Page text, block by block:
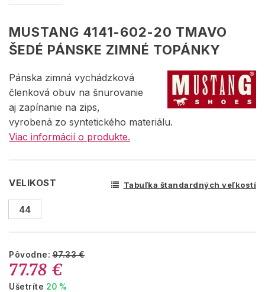
MUSTANG 4141-602-20 TMAVO
ŠEDÉ PÁNSKE ZIMNÉ TOPÁNKY
Pánska zimná vychádzková
členková obuv na šnurovanie
aj zapínanie na zips,
vyrobená zo syntetického materiálu.
Viac informácií o produkte.
VELIKOST Tabuľka štandardných veľkostí
44
Pôvodne:97.33 €
77.78 €
Ušetríte 20 %